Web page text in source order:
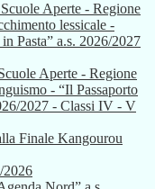
Aperte - Regione
lessicale -
Pasta” a.s. 2026/2027
Aperte - Regione
- “Il Passaporto
2027 - Classi IV - V
Finale Kangourou
2026